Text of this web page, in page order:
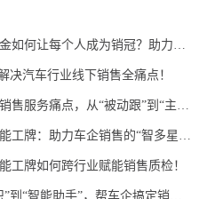
决汽车行业线下销售全痛点！
工牌如何跨行业赋能销售质检！